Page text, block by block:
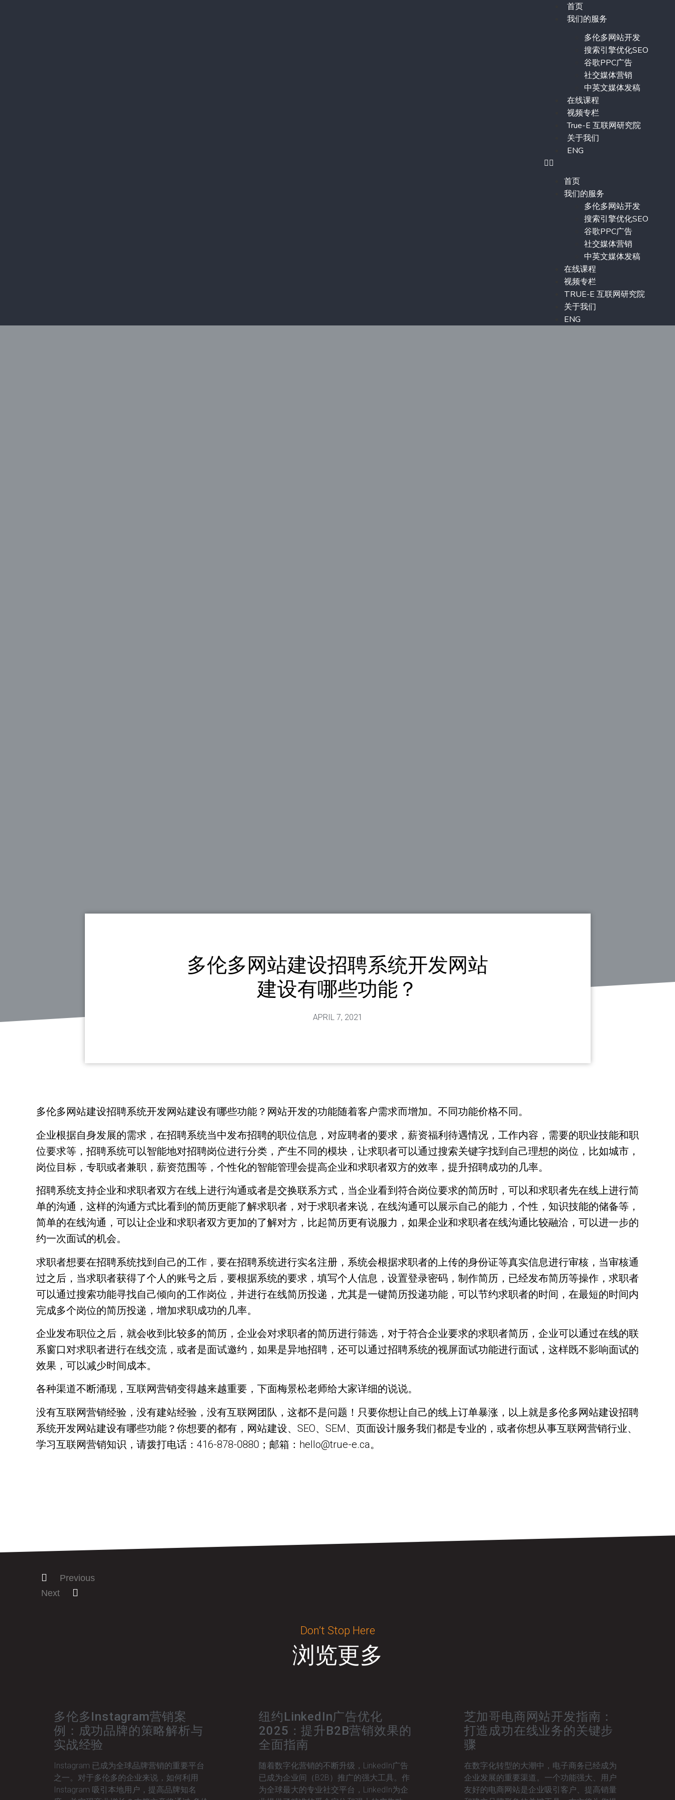
首页
我们的服务
多伦多网站开发
搜索引擎优化SEO
谷歌PPC广告
社交媒体营销
中英文媒体发稿
在线课程
视频专栏
True-E 互联网研究院
关于我们
ENG
首页
我们的服务
多伦多网站开发
搜索引擎优化SEO
谷歌PPC广告
社交媒体营销
中英文媒体发稿
在线课程
视频专栏
TRUE-E 互联网研究院
关于我们
ENG
多伦多网站建设招聘系统开发网站
建设有哪些功能？
APRIL 7, 2021
多伦多网站建设招聘系统开发网站建设有哪些功能？网站开发的功能随着客户需求而增加。不同功能价格不同。
企业根据自身发展的需求，在招聘系统当中发布招聘的职位信息，对应聘者的要求，薪资福利待遇情况，工作内容，需要的职业技能和职
位要求等，招聘系统可以智能地对招聘岗位进行分类，产生不同的模块，让求职者可以通过搜索关键字找到自己理想的岗位，比如城市，
岗位目标，专职或者兼职，薪资范围等，个性化的智能管理会提高企业和求职者双方的效率，提升招聘成功的几率。
招聘系统支持企业和求职者双方在线上进行沟通或者是交换联系方式，当企业看到符合岗位要求的简历时，可以和求职者先在线上进行简
单的沟通，这样的沟通方式比看到的简历更能了解求职者，对于求职者来说，在线沟通可以展示自己的能力，个性，知识技能的储备等，
简单的在线沟通，可以让企业和求职者双方更加的了解对方，比起简历更有说服力，如果企业和求职者在线沟通比较融洽，可以进一步的
约一次面试的机会。
求职者想要在招聘系统找到自己的工作，要在招聘系统进行实名注册，系统会根据求职者的上传的身份证等真实信息进行审核，当审核通
过之后，当求职者获得了个人的账号之后，要根据系统的要求，填写个人信息，设置登录密码，制作简历，已经发布简历等操作，求职者
可以通过搜索功能寻找自己倾向的工作岗位，并进行在线简历投递，尤其是一键简历投递功能，可以节约求职者的时间，在最短的时间内
完成多个岗位的简历投递，增加求职成功的几率。
企业发布职位之后，就会收到比较多的简历，企业会对求职者的简历进行筛选，对于符合企业要求的求职者简历，企业可以通过在线的联
系窗口对求职者进行在线交流，或者是面试邀约，如果是异地招聘，还可以通过招聘系统的视屏面试功能进行面试，这样既不影响面试的
效果，可以减少时间成本。
各种渠道不断涌现，互联网营销变得越来越重要，下面梅景松老师给大家详细的说说。
没有互联网营销经验，没有建站经验，没有互联网团队，这都不是问题！只要你想让自己的线上订单暴涨，以上就是多伦多网站建设招聘
系统开发网站建设有哪些功能？你想要的都有，网站建设、SEO、SEM、页面设计服务我们都是专业的，或者你想从事互联网营销行业、
学习互联网营销知识，请拨打电话：416-878-0880；邮箱：hello@true-e.ca。
Previous
Next
Don’t Stop Here
浏览更多
多伦多Instagram营销案
例：成功品牌的策略解析与
实战经验
Instagram 已成为全球品牌营销的重要平台
之一。对于多伦多的企业来说，如何利用
Instagram 吸引本地用户，提高品牌知名
纽约LinkedIn广告优化
2025：提升B2B营销效果的
全面指南
随着数字化营销的不断升级，LinkedIn广告
已成为企业间（B2B）推广的强大工具。作
为全球最大的专业社交平台，LinkedIn为企
芝加哥电商网站开发指南：
打造成功在线业务的关键步
骤
在数字化转型的大潮中，电子商务已经成为
企业发展的重要渠道。一个功能强大、用户
友好的电商网站是企业吸引客户、提高销量